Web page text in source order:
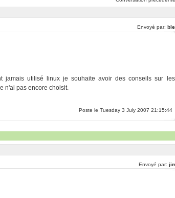
Envoyé par:
jamais utilisé linux je souhaite avoir des conseils sur les
n'ai pas encore choisit.
Poste le Tuesday 3 July 2007 21:15:44
Envoyé par: